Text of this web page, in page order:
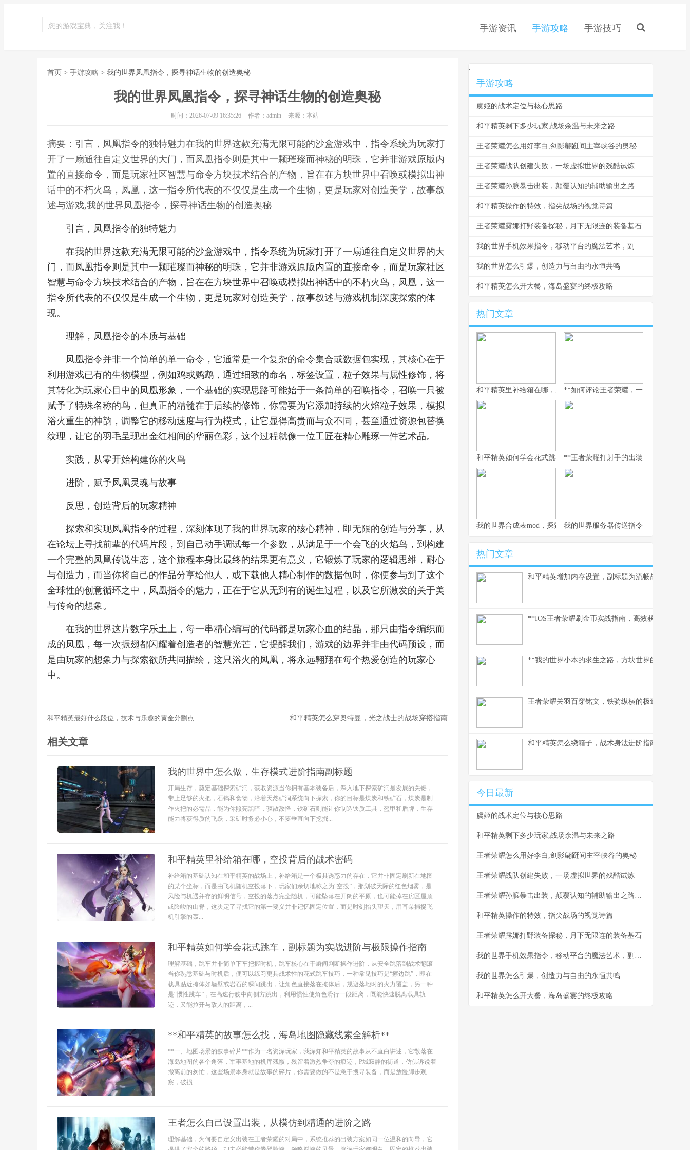
您的游戏宝典，关注我！ 手游资讯 手游攻略 手游技巧
首页 > 手游攻略 > 我的世界凤凰指令，探寻神话生物的创造奥秘
我的世界凤凰指令，探寻神话生物的创造奥秘
时间：2026-07-09 16:35:26 作者：admin 来源：本站
摘要：引言，凤凰指令的独特魅力在我的世界这款充满无限可能的沙盒游戏中，指令系统为玩家打
开了一扇通往自定义世界的大门，而凤凰指令则是其中一颗璀璨而神秘的明珠，它并非游戏原版内
置的直接命令，而是玩家社区智慧与命令方块技术结合的产物，旨在在方块世界中召唤或模拟出神
话中的不朽火鸟，凤凰，这一指令所代表的不仅仅是生成一个生物，更是玩家对创造美学，故事叙
述与游戏,我的世界凤凰指令，探寻神话生物的创造奥秘
引言，凤凰指令的独特魅力
在我的世界这款充满无限可能的沙盒游戏中，指令系统为玩家打开了一扇通往自定义世界的大
门，而凤凰指令则是其中一颗璀璨而神秘的明珠，它并非游戏原版内置的直接命令，而是玩家社区
智慧与命令方块技术结合的产物，旨在在方块世界中召唤或模拟出神话中的不朽火鸟，凤凰，这一
指令所代表的不仅仅是生成一个生物，更是玩家对创造美学，故事叙述与游戏机制深度探索的体
现。
理解，凤凰指令的本质与基础
凤凰指令并非一个简单的单一命令，它通常是一个复杂的命令集合或数据包实现，其核心在于
利用游戏已有的生物模型，例如鸡或鹦鹉，通过细致的命名，标签设置，粒子效果与属性修饰，将
其转化为玩家心目中的凤凰形象，一个基础的实现思路可能始于一条简单的召唤指令，召唤一只被
赋予了特殊名称的鸟，但真正的精髓在于后续的修饰，你需要为它添加持续的火焰粒子效果，模拟
浴火重生的神韵，调整它的移动速度与行为模式，让它显得高贵而与众不同，甚至通过资源包替换
纹理，让它的羽毛呈现出金红相间的华丽色彩，这个过程就像一位工匠在精心雕琢一件艺术品。
实践，从零开始构建你的火鸟
进阶，赋予凤凰灵魂与故事
反思，创造背后的玩家精神
探索和实现凤凰指令的过程，深刻体现了我的世界玩家的核心精神，即无限的创造与分享，从
在论坛上寻找前辈的代码片段，到自己动手调试每一个参数，从满足于一个会飞的火焰鸟，到构建
一个完整的凤凰传说生态，这个旅程本身比最终的结果更有意义，它锻炼了玩家的逻辑思维，耐心
与创造力，而当你将自己的作品分享给他人，或下载他人精心制作的数据包时，你便参与到了这个
全球性的创意循环之中，凤凰指令的魅力，正在于它从无到有的诞生过程，以及它所激发的关于美
与传奇的想象。
在我的世界这片数字乐土上，每一串精心编写的代码都是玩家心血的结晶，那只由指令编织而
成的凤凰，每一次振翅都闪耀着创造者的智慧光芒，它提醒我们，游戏的边界并非由代码预设，而
是由玩家的想象力与探索欲所共同描绘，这只浴火的凤凰，将永远翱翔在每个热爱创造的玩家心
中。
和平精英最好什么段位，技术与乐趣的黄金分割点 和平精英怎么穿奥特曼，光之战士的战场穿搭指南
相关文章
我的世界中怎么做，生存模式进阶指南副标题
开局生存，奠定基础探索矿洞，获取资源当你拥有基本装备后，深入地下探索矿洞是发展的关键，
带上足够的火把，石镐和食物，沿着天然矿洞系统向下探索，你的目标是煤炭和铁矿石，煤炭是制
作火把的必需品，能为你照亮黑暗，驱散敌怪，铁矿石则能让你制造铁质工具，盔甲和盾牌，生存
能力将获得质的飞跃，采矿时务必小心，不要垂直向下挖掘...
和平精英里补给箱在哪，空投背后的战术密码
补给箱的基础认知在和平精英的战场上，补给箱是一个极具诱惑力的存在，它并非固定刷新在地图
的某个坐标，而是由飞机随机空投落下，玩家们亲切地称之为“空投”，那划破天际的红色烟雾，是
风险与机遇并存的鲜明信号，空投的落点完全随机，可能坠落在开阔的平原，也可能掉在房区屋顶
或险峻的山脊，这决定了寻找它的第一要义并非记忆固定位置，而是时刻抬头望天，用耳朵捕捉飞
机引擎的轰...
和平精英如何学会花式跳车，副标题为实战进阶与极限操作指南
理解基础，跳车并非简单下车把握时机，跳车核心在于瞬间判断操作进阶，从安全跳落到战术翻滚
当你熟悉基础与时机后，便可以练习更具战术性的花式跳车技巧，一种常见技巧是“擦边跳”，即在
载具贴近掩体如墙壁或岩石的瞬间跳出，让角色直接落在掩体后，规避落地时的火力覆盖，另一种
是“惯性跳车”，在高速行驶中向侧方跳出，利用惯性使角色滑行一段距离，既能快速脱离载具轨
迹，又能拉开与敌人的距离，...
**和平精英的故事怎么找，海岛地图隐藏线索全解析**
**一、地图场景的叙事碎片**作为一名资深玩家，我深知和平精英的故事从不直白讲述，它散落在
海岛地图的各个角落，军事基地的机库残骸，残留着激烈争夺的痕迹，P城寂静的街道，仿佛诉说着
撤离前的匆忙，这些场景本身就是故事的碎片，你需要做的不是急于搜寻装备，而是放慢脚步观
察，破损...
王者怎么自己设置出装，从模仿到精通的进阶之路
理解基础，为何要自定义出装在王者荣耀的对局中，系统推荐的出装方案如同一位温和的向导，它
.
手游攻略
虞姬的战术定位与核心思路
和平精英剩下多少玩家,战场余温与未来之路
王者荣耀怎么用好李白,剑影翩跹间主宰峡谷的奥秘
王者荣耀战队创建失败，一场虚拟世界的残酷试炼
王者荣耀孙膑暴击出装，颠覆认知的辅助输出之路副标题
和平精英操作的特效，指尖战场的视觉诗篇
王者荣耀露娜打野装备探秘，月下无限连的装备基石
我的世界手机效果指令，移动平台的魔法艺术，副标题，指尖编织的游戏法则
我的世界怎么引爆，创造力与自由的永恒共鸣
和平精英怎么开大餐，海岛盛宴的终极攻略
热门文章
和平精英里补给箱在哪，空投背后的战术密码**如何评论王者荣耀，一款游戏与一面
和平精英如何学会花式跳车，副标题为实战进阶与极限操作指南
**王者荣耀打射手的出装，破晓之路
我的世界合成表mod，探索创造的无限可能，副标题，资深玩家的
我的世界服务器传送指令，连接方块宇
热门文章
和平精英增加内存设置，副标题为流畅战场背后的
**IOS王者荣耀刷金币实战指南，高效获取财富之
**我的世界小本的求生之路，方块世界的末日生存
王者荣耀关羽百穿铭文，铁骑纵横的极致穿透之
和平精英怎么绕箱子，战术身法进阶指南副标题
今日最新
虞姬的战术定位与核心思路
和平精英剩下多少玩家,战场余温与未来之路
王者荣耀怎么用好李白,剑影翩跹间主宰峡谷的奥秘
王者荣耀战队创建失败，一场虚拟世界的残酷试炼
王者荣耀孙膑暴击出装，颠覆认知的辅助输出之路副标题
和平精英操作的特效，指尖战场的视觉诗篇
王者荣耀露娜打野装备探秘，月下无限连的装备基石
我的世界手机效果指令，移动平台的魔法艺术，副标题，指尖编织的游戏法则
我的世界怎么引爆，创造力与自由的永恒共鸣
和平精英怎么开大餐，海岛盛宴的终极攻略